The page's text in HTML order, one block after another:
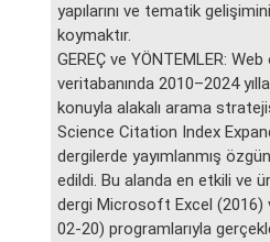
yapılarını ve tematik
koymaktır.
GEREÇ ve YÖNTEMLER:
veritabanında 2010–2024
konuyla alakalı arama
Science Citation Index
dergilerde yayımlanmış
edildi. Bu alanda en etkili ve
dergi Microsoft Excel (2016)
02-20) programlarıyla